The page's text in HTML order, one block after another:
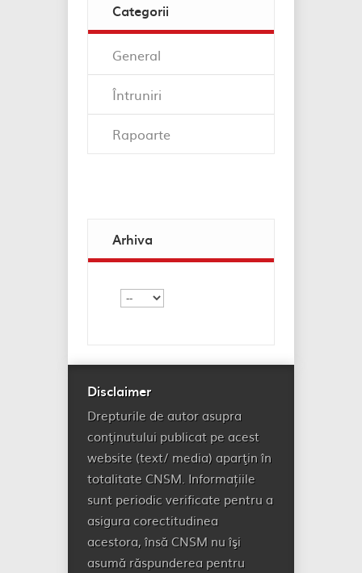
Categorii
General
Întruniri
Rapoarte
Arhiva
Disclaimer
Drepturile de autor asupra
conţinutului publicat pe acest
website (text/ media) aparţin în
totalitate CNSM. Informațiile
sunt periodic verificate pentru a
asigura corectitudinea
acestora, însă CNSM nu îşi
asumă răspunderea pentru